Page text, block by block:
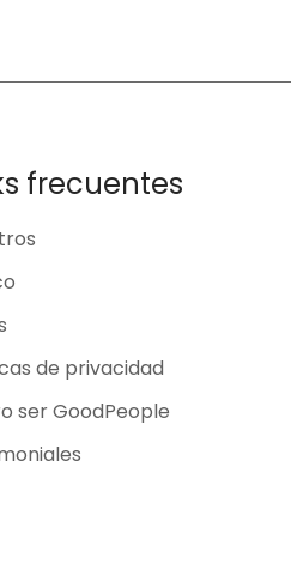
frecuentes
de privacidad
ser GoodPeople